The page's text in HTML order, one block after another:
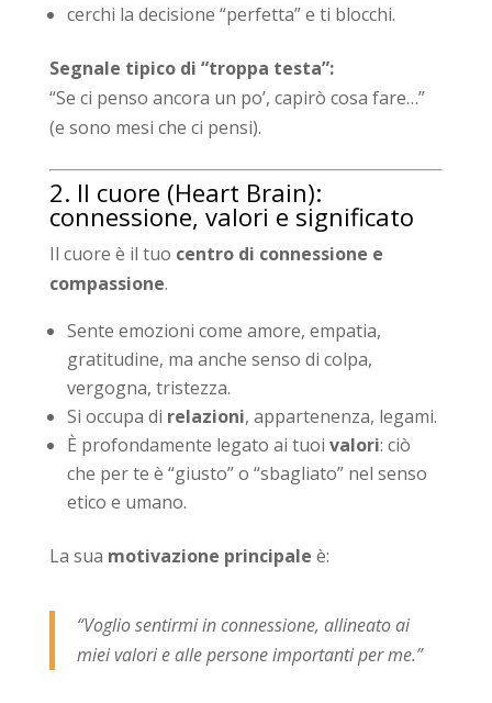
cerchi la decisione “perfetta” e ti blocchi.
Segnale tipico di “troppa testa”:
“Se ci penso ancora un po’, capirò cosa fare…”
(e sono mesi che ci pensi).
2. Il cuore (Heart Brain):
connessione, valori e significato
Il cuore è il tuo centro di connessione e
compassione.
Sente emozioni come amore, empatia,
gratitudine, ma anche senso di colpa,
vergogna, tristezza.
Si occupa di relazioni, appartenenza, legami.
È profondamente legato ai tuoi valori: ciò
che per te è “giusto” o “sbagliato” nel senso
etico e umano.
La sua motivazione principale è:
“Voglio sentirmi in connessione, allineato ai
miei valori e alle persone importanti per me.”